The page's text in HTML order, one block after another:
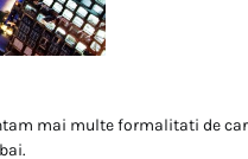
mai multe formalitati de